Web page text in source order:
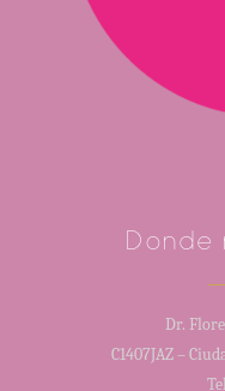
Donde
Dr.
C1407JAZ –